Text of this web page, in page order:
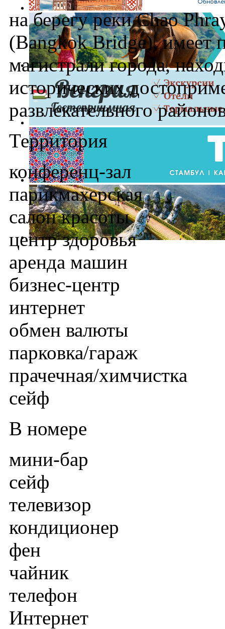
на берегу реки Chao
(Bangkok Bridge), имеет
магистрали города,
исторических
развлекательного
Территория
конференц-зал
парикмахерская
салон красоты
центр здоровья
аренда машин
бизнес-центр
интернет
обмен валюты
парковка/гараж
прачечная/химчистка
сейф
В номере
мини-бар
сейф
телевизор
кондиционер
фен
чайник
телефон
Интернет